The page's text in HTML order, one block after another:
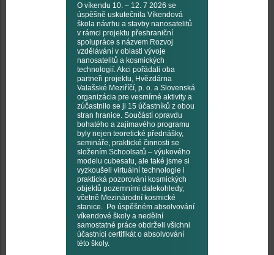
O víkendu 10. – 12. 7 2026 se
úspěšně uskutečnila Víkendová
škola návrhu a stavby nanosatelitů
v rámci projektu přeshraniční
spolupráce s názvem Rozvoj
vzdělávání v oblasti vývoje
nanosatelitů a kosmických
technologií. Akci pořádali oba
partneři projektu, Hvězdárna
Valašské Meziříčí, p. o. a Slovenská
organizácia pre vesmírné aktivity a
zúčastnilo se ji 15 účastníků z obou
stran hranice. Součástí opravdu
bohatého a zajímavého programu
byly nejen teoretické přednášky,
semináře, praktické činnosti se
složením Schoolsatů – výukového
modelu cubesatu, ale také jsme si
vyzkoušeli virtuální technologie i
praktická pozorování kosmických
objektů pozemními dalekohledy,
včetně Mezinárodní kosmické
stanice. Po úspěšném absolvování
víkendové školy a nedělní
samostatné práce obdrželi všichni
účastníci certifikát o absolvování
této školy.